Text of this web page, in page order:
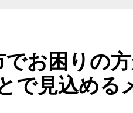
でお困りの
で見込める